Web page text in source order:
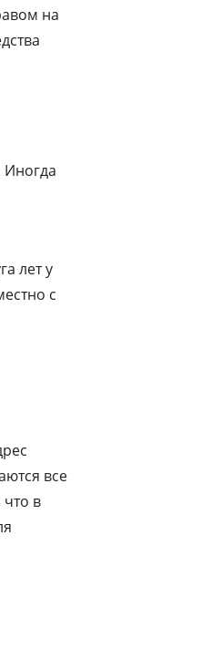
на
Иногда
лет у
с
все
в